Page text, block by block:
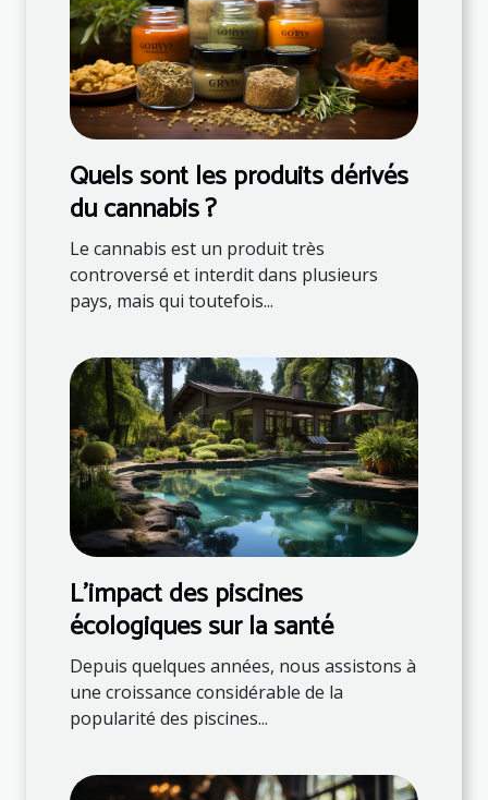
Quels sont les produits dérivés
du cannabis ?
Le cannabis est un produit très
controversé et interdit dans plusieurs
pays, mais qui toutefois...
L’impact des piscines
écologiques sur la santé
Depuis quelques années, nous assistons à
une croissance considérable de la
popularité des piscines...